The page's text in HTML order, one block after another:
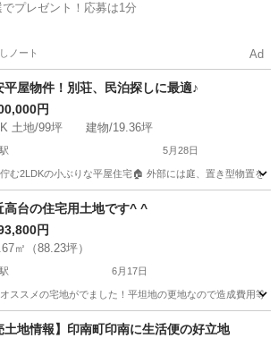
でプレゼント！応募は1分
ノート Ad
平屋物件！別荘、民泊探しに最適♪
円
土地/99坪 建物/19.36坪
5月28日
む2LDKの小ぶりな平屋住宅🏠 外部には庭、置き型物置を
稲原駅 中古（マンション/一戸建て）
高台の住宅用土地です^ ^
円
㎡（88.23坪）
6月17日
ススメの宅地がでました！平坦地の更地なので造成費用等
御坊駅 土地販売/土地売買 小谷
土地情報】印南町印南に生活便の好立地